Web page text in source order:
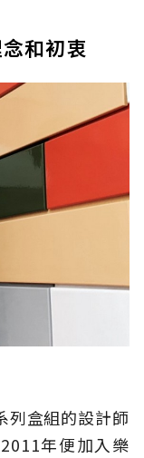
和初衷
列盒組的設計師
年便加入樂